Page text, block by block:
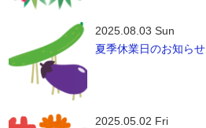
2025.08.03 Sun
夏季休業日のお知らせ
2025.05.02 Fri